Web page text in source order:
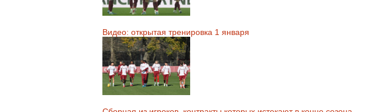
Видео: открытая тренировка 1 января